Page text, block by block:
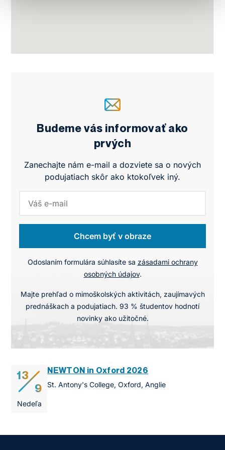
Budeme vás informovať ako
prvých
Zanechajte nám e-mail a dozviete sa o nových
podujatiach skôr ako ktokoľvek iný.
Chcem byť v obraze
Odoslaním formulára súhlasíte sa zásadami ochrany
osobných údajov.
Majte prehľad o mimoškolských aktivitách, zaujímavých
prednáškach a podujatiach. 93 % študentov hodnotí
novinky ako užitočné.
13
9
Nedeľa
NEWTON in Oxford 2026
St. Antony's College, Oxford, Anglie